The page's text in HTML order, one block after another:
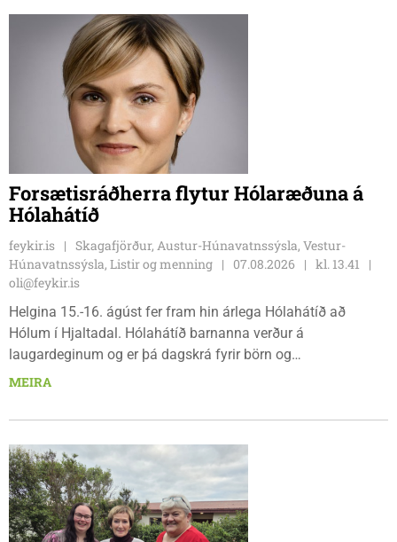
Forsætisráðherra flytur Hólaræðuna á
Hólahátíð
feykir.is
Skagafjörður, Austur-Húnavatnssýsla, Vestur-
Húnavatnssýsla, Listir og menning
07.08.2026
kl. 13.41
oli@feykir.is
Helgina 15.-16. ágúst fer fram hin árlega Hólahátíð að
Hólum í Hjaltadal. Hólahátíð barnanna verður á
laugardeginum og er þá dagskrá fyrir börn og
fjölskyldur.Lydía Einarsdóttir svæðisstjóri æskulýðsmála og
MEIRA